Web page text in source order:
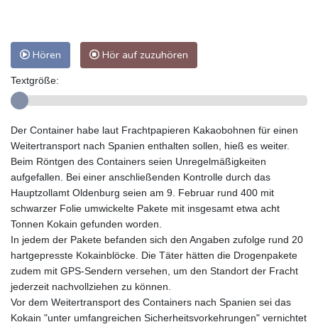
Hören Hör auf zuzuhören
Textgröße:
Der Container habe laut Frachtpapieren Kakaobohnen für einen
Weitertransport nach Spanien enthalten sollen, hieß es weiter.
Beim Röntgen des Containers seien Unregelmäßigkeiten
aufgefallen. Bei einer anschließenden Kontrolle durch das
Hauptzollamt Oldenburg seien am 9. Februar rund 400 mit
schwarzer Folie umwickelte Pakete mit insgesamt etwa acht
Tonnen Kokain gefunden worden.
In jedem der Pakete befanden sich den Angaben zufolge rund 20
hartgepresste Kokainblöcke. Die Täter hätten die Drogenpakete
zudem mit GPS-Sendern versehen, um den Standort der Fracht
jederzeit nachvollziehen zu können.
Vor dem Weitertransport des Containers nach Spanien sei das
Kokain "unter umfangreichen Sicherheitsvorkehrungen" vernichtet